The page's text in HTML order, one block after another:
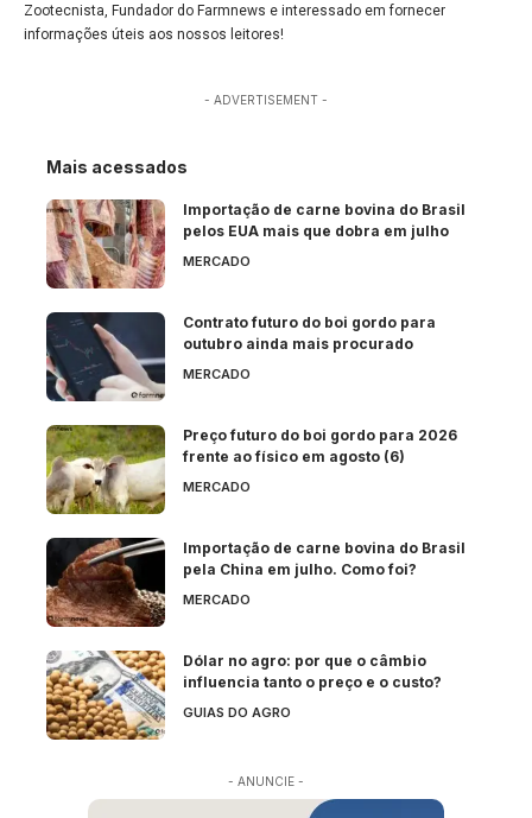
Zootecnista, Fundador do Farmnews e interessado em fornecer
informações úteis aos nossos leitores!
- ADVERTISEMENT -
Mais acessados
Importação de carne bovina do Brasil
pelos EUA mais que dobra em julho
MERCADO
Contrato futuro do boi gordo para
outubro ainda mais procurado
MERCADO
Preço futuro do boi gordo para 2026
frente ao físico em agosto (6)
MERCADO
Importação de carne bovina do Brasil
pela China em julho. Como foi?
MERCADO
Dólar no agro: por que o câmbio
influencia tanto o preço e o custo?
GUIAS DO AGRO
- ANUNCIE -